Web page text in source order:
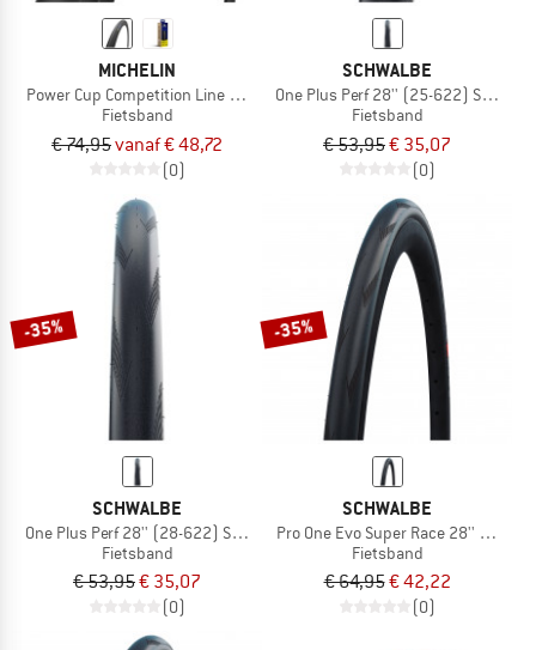
MICHELIN
Power Cup Competition Line TS TLR 28'' (25-622)
Fietsband
€ 74,95vanaf € 48,72
(0)
SCHWALBE
One Plus Perf 28'' (25-622) SG TS
Fietsband
€ 53,95€ 35,07
(0)
-35%
SCHWALBE
One Plus Perf 28'' (28-622) SG TS Folding
Fietsband
€ 53,95€ 35,07
(0)
-35%
SCHWALBE
Pro One Evo Super Race 28'' (30-
Fietsband
€ 64,95€ 42,22
(0)